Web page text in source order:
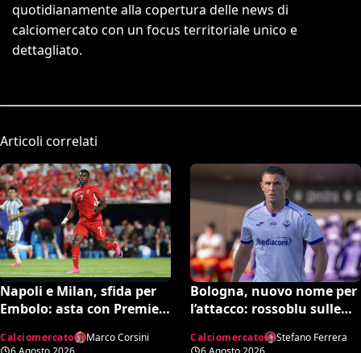
quotidianamente alla copertura delle news di
calciomercato con un focus territoriale unico e
dettagliato.
Articoli correlati
Napoli e Milan, sfida per
Embolo: asta con Premier
e MLS, il prezzo
Calciomercato
Marco Corsini
Bologna, nuovo nome per
l’attacco: rossoblu sulle
Calciomercato
Stefano Ferrera